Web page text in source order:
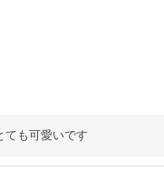
ても可愛いです